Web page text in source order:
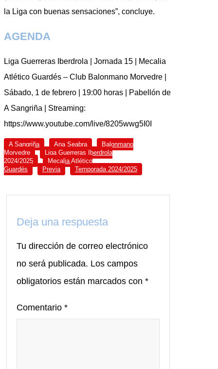
la Liga con buenas sensaciones”, concluye.
AGENDA
Liga Guerreras Iberdrola | Jornada 15 | Mecalia
Atlético Guardés – Club Balonmano Morvedre |
Sábado, 1 de febrero | 19:00 horas | Pabellón de
A Sangriña | Streaming:
https://www.youtube.com/live/8205wwg5I0I
A Sangriña Ana Seabra
Balonmano
Morvedre
Liga Guerreras Iberdrola
2024/2025
Mecalia Atlético
Guardés
Previa Temporada 2024/2025
Deja una respuesta
Tu dirección de correo electrónico
no será publicada. Los campos
obligatorios están marcados con *
Comentario *